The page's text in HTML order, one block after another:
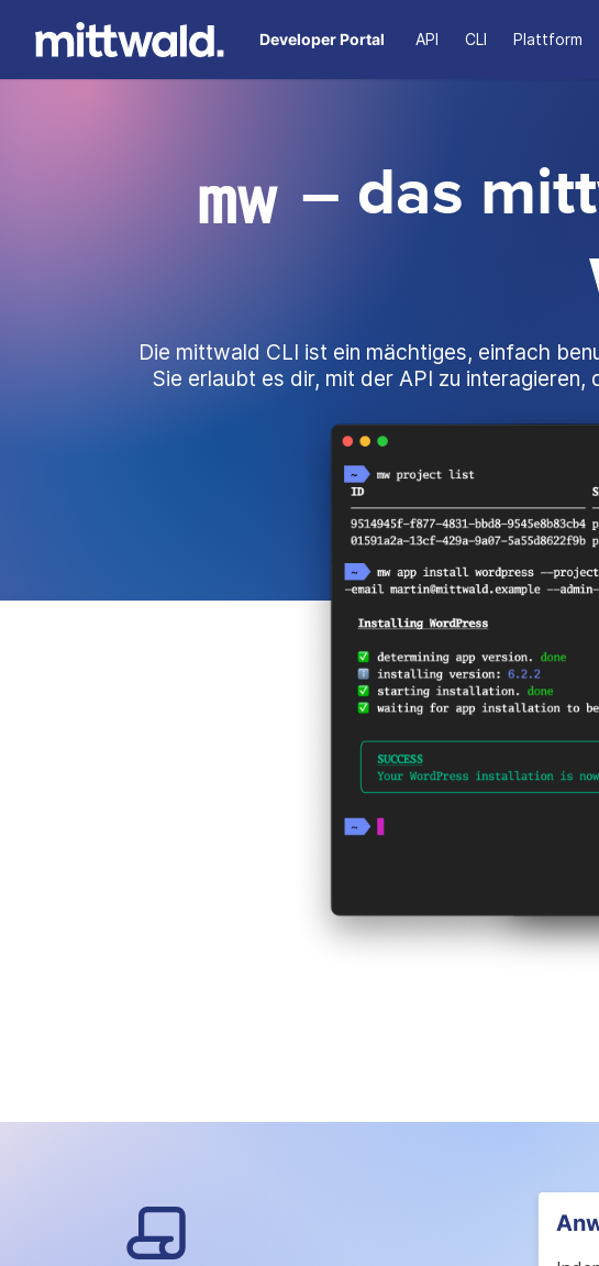
Developer Portal API CLI Plattform
mw – das
Die mittwald CLI ist ein mächtiges, einfach
Sie erlaubt es dir, mit der API zu